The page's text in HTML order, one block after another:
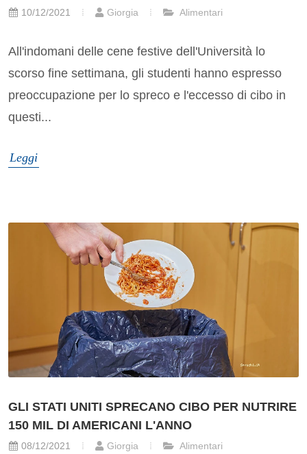
10/12/2021 Giorgia Alimentari
All'indomani delle cene festive dell'Università lo
scorso fine settimana, gli studenti hanno espresso
preoccupazione per lo spreco e l'eccesso di cibo in
questi...
Leggi
GLI STATI UNITI SPRECANO CIBO PER NUTRIRE
150 MIL DI AMERICANI L'ANNO
08/12/2021 Giorgia Alimentari